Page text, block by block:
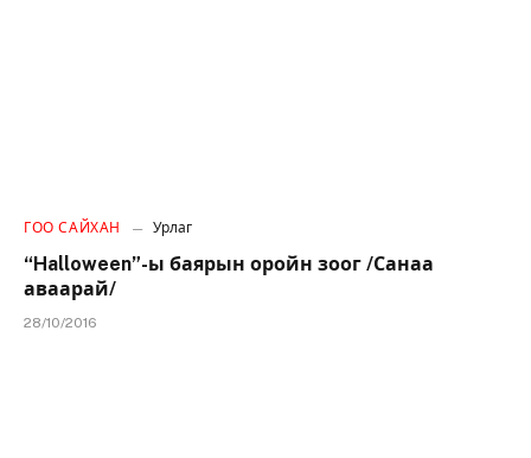
ГОО САЙХАН Урлаг
“Halloween”-ы баярын оройн зоог /Санаа
аваарай/
28/10/2016